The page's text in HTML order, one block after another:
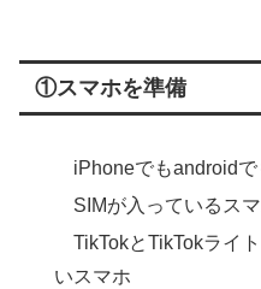
①スマホを準備
iPhoneでもandroidで
SIMが入っているス
TikTokとTikTokライ
いスマホ